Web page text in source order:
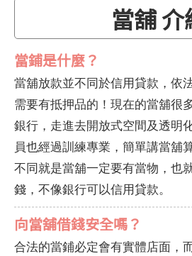
當舖 介
當鋪是什麼？
當舖放款並不同於信用貸款，依
需要有抵押品的！現在的當舖很
銀行，走進去開放式空間及透明
員也經過訓練專業，簡單講當舖
不同就是當舖一定要有當物，也
錢，不像銀行可以信用貸款。
向當舖借錢安全嗎？
合法的當鋪必定會有實體店面，